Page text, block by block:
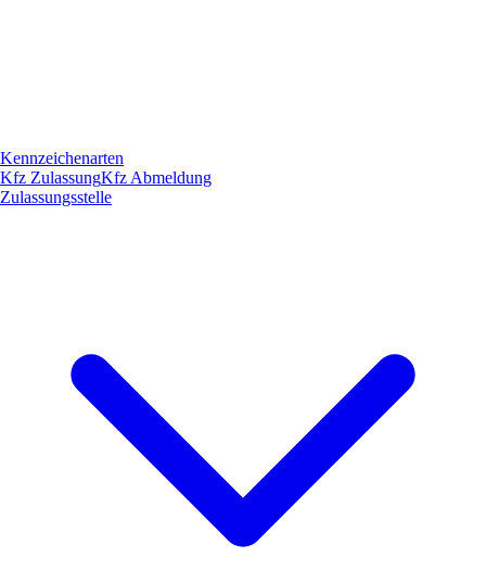
Kennzeichenarten
Kfz ZulassungKfz Abmeldung
Zulassungsstelle